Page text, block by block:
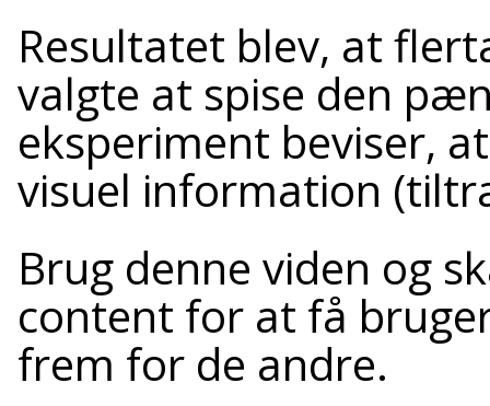
Resultatet blev, at
valgte at spise den
eksperiment beviser,
visuel information
Brug denne viden og
content for at få
frem for de andre.